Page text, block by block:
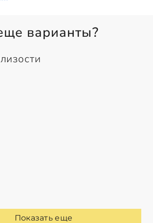
варианты?
Показать еще